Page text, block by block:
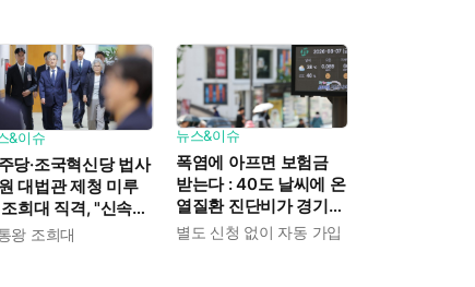
&이슈
당·조국혁신당 법사
대법관 제청 미루
희대 직격, "신속한
약속도 저버려"
왕 조희대
뉴스&이슈
폭염에 아프면 보험금
받는다 : 40도 날씨에 온
열질환 진단비가 경기도
민에게 주어진다
별도 신청 없이 자동 가입